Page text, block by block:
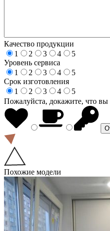
Качество продукции
1
2 3 4
5
Уровень сервиса
1
2 3 4
5
Срок изготовления
1
2 3 4
5
Пожалуйста, докажите, что вы
Похожие модели